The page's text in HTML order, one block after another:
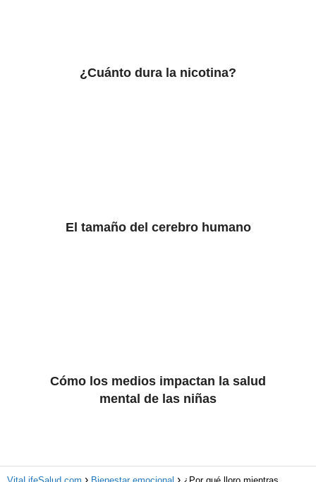
¿Cuánto dura la nicotina?
El tamaño del cerebro humano
Cómo los medios impactan la salud
mental de las niñas